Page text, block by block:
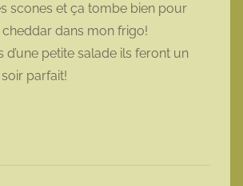
scones et ça tombe bien pour
cheddar dans mon frigo!
petite salade ils feront un
parfait!